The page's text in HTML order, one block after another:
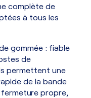
complète de
à tous les
gommée : fiable
de
permettent une
de la bande
propre,